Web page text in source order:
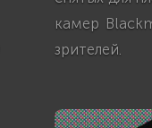
камер
зрителей.